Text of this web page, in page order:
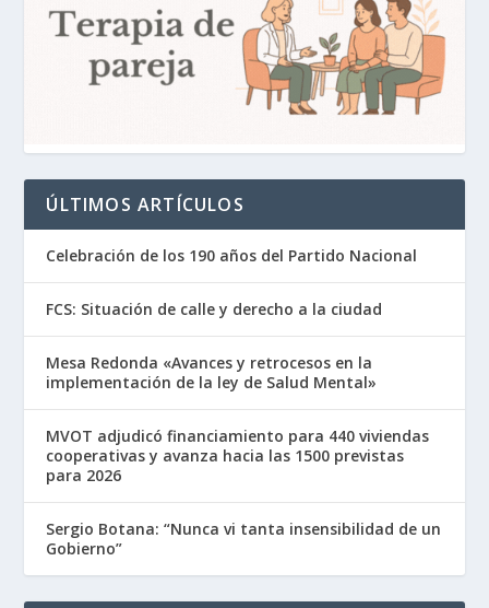
ÚLTIMOS ARTÍCULOS
Celebración de los 190 años del Partido Nacional
FCS: Situación de calle y derecho a la ciudad
Mesa Redonda «Avances y retrocesos en la
implementación de la ley de Salud Mental»
MVOT adjudicó financiamiento para 440 viviendas
cooperativas y avanza hacia las 1500 previstas
para 2026
Sergio Botana: “Nunca vi tanta insensibilidad de un
Gobierno”